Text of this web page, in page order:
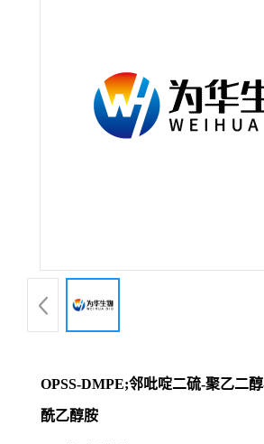
OPSS-DMPE;邻吡啶二硫-聚乙二
酰乙醇胺